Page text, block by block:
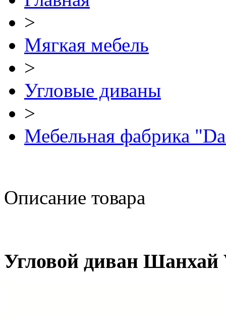
>
Мягкая мебель
>
Угловые диваны
>
Мебельная фабрика
Описание товара
Угловой диван Шанхай